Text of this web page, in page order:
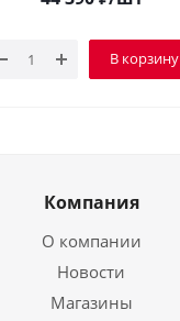
В корзину
Компания
О компании
Новости
Магазины